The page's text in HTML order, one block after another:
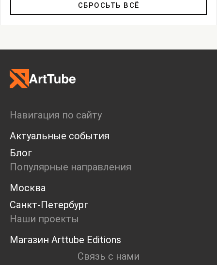
Дискуссия
Пост-релиз
Пресс-конференция
Ярмарка
Open call
Экскурсия
Дискуссия
Cosmoscow 2024
Blazar 2024
Встречи
Круглый стол
СБРОСЬТЬ ВСЁ
Навигация по сайту
Актуальные события
Блог
Популярные направления
Москва
Санкт-Петербург
Наши проекты
Магазин Arttube Editions
Связь с нами